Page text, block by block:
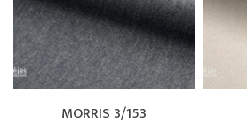
MORRIS 3/153